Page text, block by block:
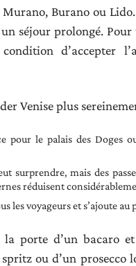
Burano ou
séjour prolongé.
d’accepter
Venise plus
pour le palais des Doges
surprendre, mais des
réduisent
les voyageurs et s’ajoute au
porte d’un bacaro
ou d’un